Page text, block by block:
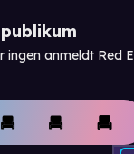
ingen anmeldt Red